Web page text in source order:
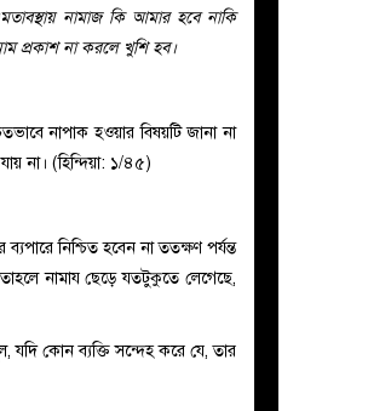
নামাজ কি আমার হবে নাকি
প্রকাশ না করলে খুশি হব।
নাপাক হওয়ার বিষয়টি জানা না
না। (হিন্দিয়া: ১/৪৫)
নিশ্চিত হবেন না ততক্ষণ পর্যন্ত
নামায ছেড়ে যতটুকুতে লেগেছে,